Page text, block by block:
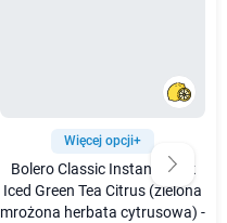
Więcej opcji+
Bolero Classic Instant Drink
Iced Green Tea Citrus (zielona
mrożona herbata cytrusowa) -